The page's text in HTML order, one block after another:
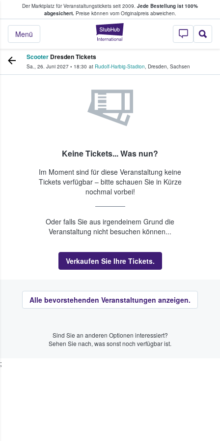
Der Marktplatz für Veranstaltungstickets seit 2009. Jede Bestellung ist 100%
abgesichert.Preise können vom Originalpreis abweichen.
StubHub - Wo
Menü
Tickets kaufen & verkaufen
Scooter Dresden Tickets
Sa., 26. Juni 2027 • 18:30 at Rudolf-Harbig-Stadion, Dresden, Sachsen
Keine Tickets... Was nun?
Im Moment sind für diese Veranstaltung keine
Tickets verfügbar – bitte schauen Sie in Kürze
nochmal vorbei!
Oder falls Sie aus irgendeinem Grund die
Veranstaltung nicht besuchen können...
Verkaufen Sie Ihre Tickets.
Alle bevorstehenden Veranstaltungen anzeigen.
Sind Sie an anderen Optionen interessiert?
Sehen Sie nach, was sonst noch verfügbar ist.
;